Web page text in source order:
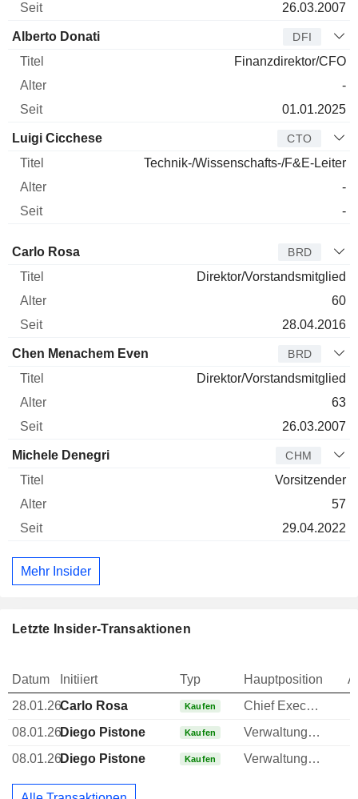
26.03.2007
Alberto Donati DFI
Finanzdirektor/CFO
-
01.01.2025
Luigi Cicchese CTO
Technik-/Wissenschafts-/F&E-Leiter
-
-
Verwaltungsratsmitglied
Carlo Rosa BRD
Direktor/Vorstandsmitglied
60
28.04.2016
Chen Menachem Even BRD
Direktor/Vorstandsmitglied
63
26.03.2007
Michele Denegri CHM
Vorsitzender
57
29.04.2022
Mehr Insider
Letzte Insider-Transaktionen
Datum Initiiert Typ Hauptposition
28.01.26Carlo Rosa Kaufen Chief Executive Officer (CEO)
08.01.26Diego Pistone Kaufen
Verwaltungsratsmitglied
08.01.26Diego Pistone Kaufen Verwaltungsratsmitglied